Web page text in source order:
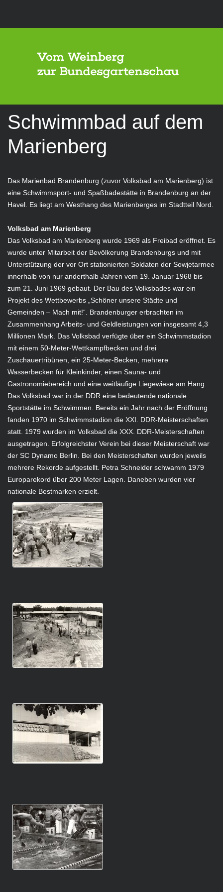
Schwimmbad auf dem
Marienberg
Das Marienbad Brandenburg (zuvor Volksbad am Marienberg) ist
eine Schwimmsport- und Spaßbadestätte in Brandenburg an der
Havel. Es liegt am Westhang des Marienberges im Stadtteil Nord.
Volksbad am Marienberg
Das Volksbad am Marienberg wurde 1969 als Freibad eröffnet. Es
wurde unter Mitarbeit der Bevölkerung Brandenburgs und mit
Unterstützung der vor Ort stationierten Soldaten der Sowjetarmee
innerhalb von nur anderthalb Jahren vom 19. Januar 1968 bis
zum 21. Juni 1969 gebaut. Der Bau des Volksbades war ein
Projekt des Wettbewerbs „Schöner unsere Städte und
Gemeinden – Mach mit!“. Brandenburger erbrachten im
Zusammenhang Arbeits- und Geldleistungen von insgesamt 4,3
Millionen Mark. Das Volksbad verfügte über ein Schwimmstadion
mit einem 50-Meter-Wettkampfbecken und drei
Zuschauertribünen, ein 25-Meter-Becken, mehrere
Wasserbecken für Kleinkinder, einen Sauna- und
Gastronomiebereich und eine weitläufige Liegewiese am Hang.
Das Volksbad war in der DDR eine bedeutende nationale
Sportstätte im Schwimmen. Bereits ein Jahr nach der Eröffnung
fanden 1970 im Schwimmstadion die XXI. DDR-Meisterschaften
statt. 1979 wurden im Volksbad die XXX. DDR-Meisterschaften
ausgetragen. Erfolgreichster Verein bei dieser Meisterschaft war
der SC Dynamo Berlin. Bei den Meisterschaften wurden jeweils
mehrere Rekorde aufgestellt. Petra Schneider schwamm 1979
Europarekord über 200 Meter Lagen. Daneben wurden vier
nationale Bestmarken erzielt.